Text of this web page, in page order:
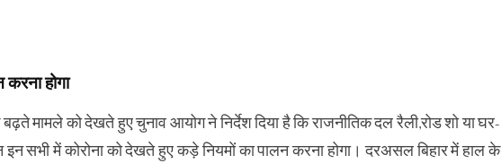
होगा
मामले को देखते हुए चुनाव आयोग ने निर्देश दिया है कि राजनीतिक दल रैली,रोड शो या घर-
सभी में कोरोना को देखते हुए कड़े नियमों का पालन करना होगा। दरअसल बिहार में हाल के